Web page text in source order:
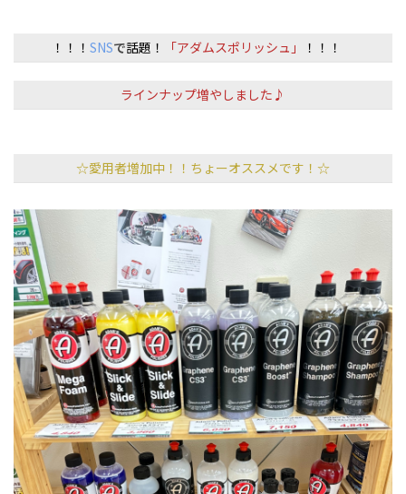
！！！ SNSで話題！ 「アダムスポリッシュ」 ！！！
ラインナップ増やしました♪
☆愛用者増加中！！ちょーオススメです！☆